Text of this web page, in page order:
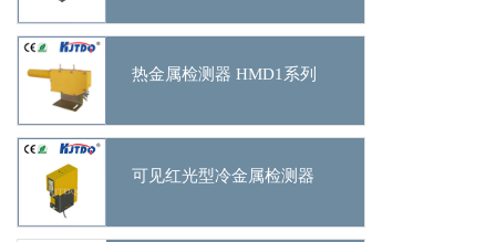
热金属检测器 HMD1系列
可见红光型冷金属检测器